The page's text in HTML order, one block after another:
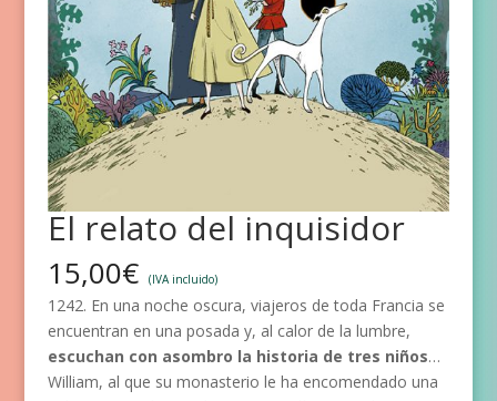
El relato del inquisidor
15,00€ (IVA incluido)
1242. En una noche oscura, viajeros de toda Francia se
encuentran en una posada y, al calor de la lumbre,
escuchan con asombro la historia de tres niños…
William, al que su monasterio le ha encomendado una